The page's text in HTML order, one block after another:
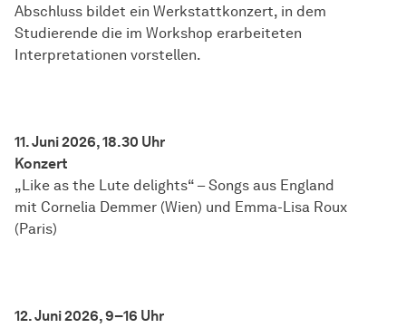
Abschluss bildet ein Werkstattkonzert, in dem
Studierende die im Workshop erarbeiteten
Interpretationen vorstellen.
11. Juni 2026, 18.30 Uhr
Konzert
„Like as the Lute delights“ – Songs aus England
mit Cornelia Demmer (Wien) und Emma-Lisa Roux
(Paris)
12. Juni 2026, 9–16 Uhr